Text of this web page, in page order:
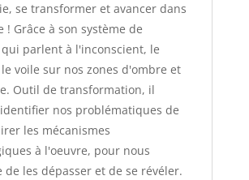
se transformer et avancer dans
! Grâce à son système de
parlent à l'inconscient, le
voile sur nos zones d'ombre et
Outil de transformation, il
nos problématiques de
les mécanismes
à l'oeuvre, pour nous
de les dépasser et de se révéler.